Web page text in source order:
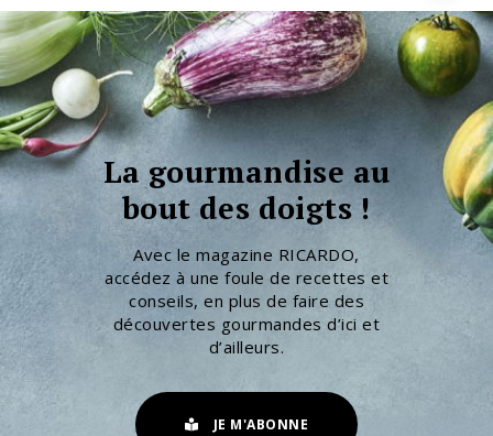
La gourmandise au
bout des doigts !
Avec le magazine RICARDO,
accédez à une foule de recettes et
conseils, en plus de faire des
découvertes gourmandes d’ici et
d’ailleurs.
JE M'ABONNE